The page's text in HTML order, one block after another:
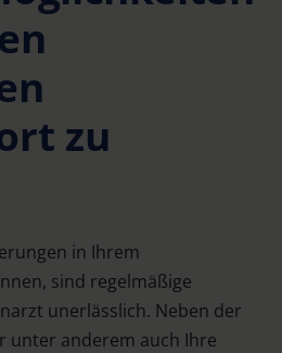
zu
in Ihrem
sind regelmäßige
unerlässlich. Neben der
unter anderem auch Ihre